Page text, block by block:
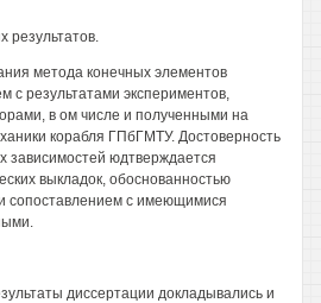
результатов.
метода конечных элементов
с результатами экспериментов,
в ом числе и полученными на
корабля ГПбГМТУ. Достоверность
зависимостей юдтверждается
выкладок, обоснованностью
сопоставлением с имеющимися
диссертации докладывались и